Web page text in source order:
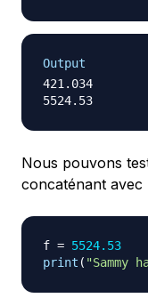
Output
421.034
Nous pouvons
concaténant avec
f = 5524.53
print ( "Sammy